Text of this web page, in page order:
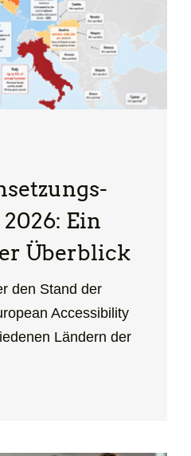
Ein
Überblick
den Stand der
Accessibility
Ländern der